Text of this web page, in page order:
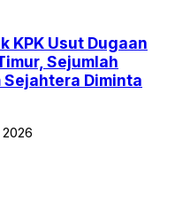
KPK Usut Dugaan
Sejumlah
Sejahtera Diminta